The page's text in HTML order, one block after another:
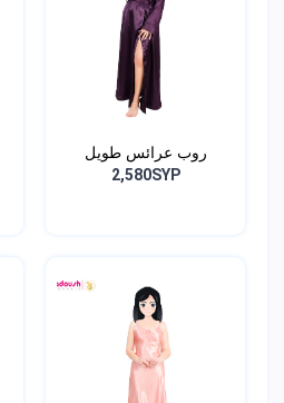
روب عرائس طويل
2,580SYP